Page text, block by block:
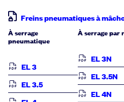
Freins pneumatiques à
À serrage
pneumatique
EL 3
EL 3.5
À serrage par
EL 3N
EL 3.5N
EL 4N